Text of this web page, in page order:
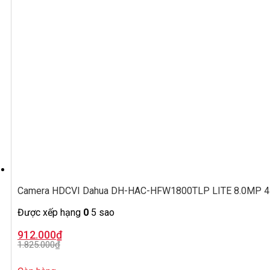
Camera HDCVI Dahua DH-HAC-HFW1800TLP LITE 8.0MP
Được xếp hạng 0 5 sao
1.825.000₫
Giá
gốc
là:
912.000₫
Giá
hiện
tại